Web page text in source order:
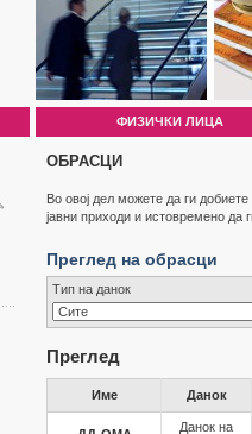
ФИЗИЧКИ ЛИЦА
ОБРАСЦИ
Во овој дел можете да ги
јавни приходи и истовремено
Преглед на обрасци
Тип на данок
Преглед
Име Данок
Данок на